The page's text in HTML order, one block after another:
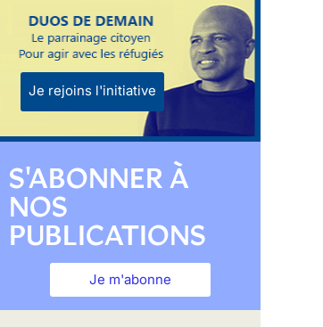
Je rejoins l'initiative
S'ABONNER À
NOS
PUBLICATIONS
Je m'abonne